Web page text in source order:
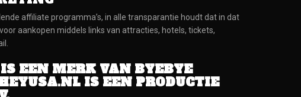
affiliate programma’s, in alle transparantie houdt dat in dat
aankopen middels links van attracties, hotels, tickets,
EEN MERK VAN BYEBYE
IS EEN PRODUCTIE